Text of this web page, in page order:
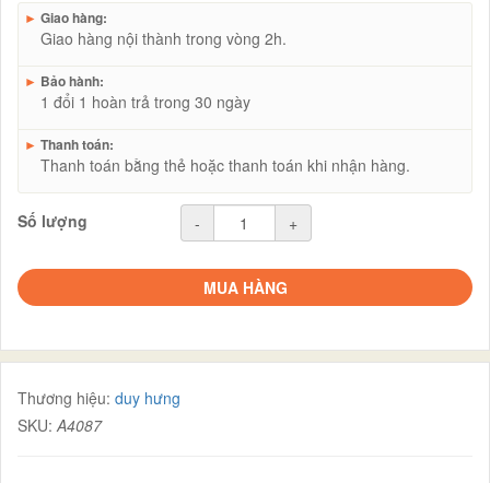
► Giao hàng:
Giao hàng nội thành trong vòng 2h.
► Bảo hành:
1 đổi 1 hoàn trả trong 30 ngày
► Thanh toán:
Thanh toán bằng thẻ hoặc thanh toán khi nhận hàng.
Số lượng - +
MUA HÀNG
Thương hiệu: duy hưng
SKU: A4087